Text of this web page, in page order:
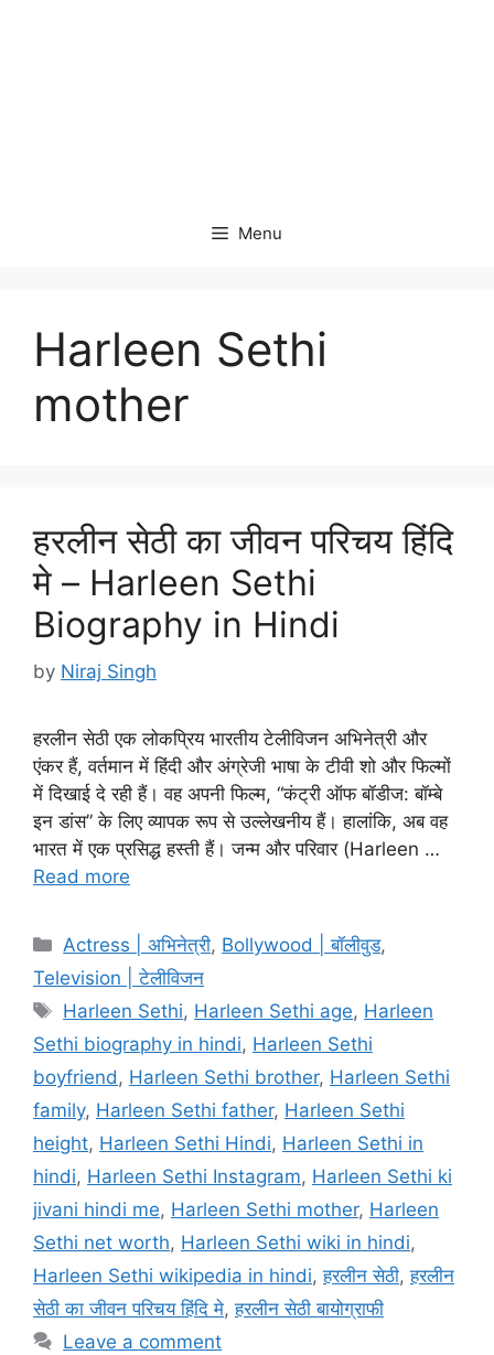
Menu
Harleen Sethi
mother
हरलीन सेठी का जीवन परिचय हिंदि
मे – Harleen Sethi
Biography in Hindi
by Niraj Singh
हरलीन सेठी एक लोकप्रिय भारतीय टेलीविजन अभिनेत्री और
एंकर हैं, वर्तमान में हिंदी और अंग्रेजी भाषा के टीवी शो और फिल्मों
में दिखाई दे रही हैं। वह अपनी फिल्म, “कंट्री ऑफ बॉडीज: बॉम्बे
इन डांस” के लिए व्यापक रूप से उल्लेखनीय हैं। हालांकि, अब वह
भारत में एक प्रसिद्ध हस्ती हैं। जन्म और परिवार (Harleen …
Read more
Categories
Actress | अभिनेत्री, Bollywood | बॉलीवुड,
Television | टेलीविजन
Tags
Harleen Sethi, Harleen Sethi age, Harleen
Sethi biography in hindi, Harleen Sethi
boyfriend, Harleen Sethi brother, Harleen Sethi
family, Harleen Sethi father, Harleen Sethi
height, Harleen Sethi Hindi, Harleen Sethi in
hindi, Harleen Sethi Instagram, Harleen Sethi ki
jivani hindi me, Harleen Sethi mother, Harleen
Sethi net worth, Harleen Sethi wiki in hindi,
Harleen Sethi wikipedia in hindi,हरलीन सेठी,हरलीन
सेठी का जीवन परिचय हिंदि मे,हरलीन सेठी बायोग्राफी
Leave a comment